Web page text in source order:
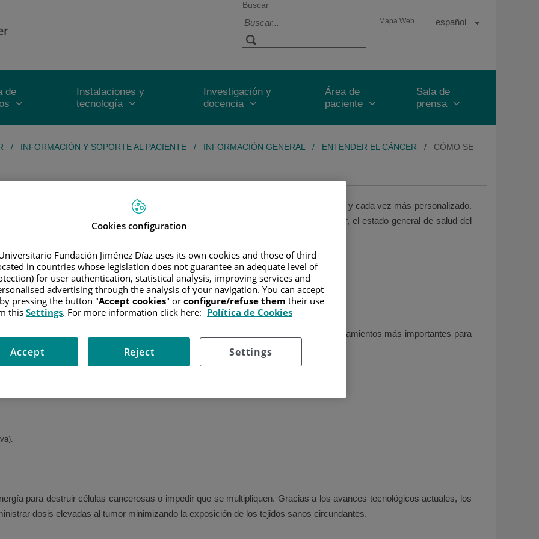
Buscar
Mapa Web
SelectorIdioma
Español
de
Instalaciones y
tecnología
Investigación y
docencia
Área de
paciente
Sala de
prensa
/ INFORMACIÓN Y SOPORTE AL PACIENTE / INFORMACIÓN GENERAL/ ENTENDER EL CÁNCER / CÓMO SE
en las últimas décadas y, actualmente, se basa en un enfoque multidisciplinar y cada vez más personalizado.
entre ellos el tipo de cáncer, su estadio, las características moleculares del tumor, el estado general de salud del
de varios tratamientos para obtener los mejores resultados.
del cuerpo donde se encuentra el tumor.
casos, de los tejidos o ganglios linfáticos cercanos. Sigue siendo uno de los tratamientos más importantes para
se encuentra localizado y puede extirparse completamente.
para destruir células cancerosas o impedir que se multipliquen. Gracias a los avances tecnológicos actuales, los
dosis elevadas al tumor minimizando la exposición de los tejidos sanos circundantes.
Cookies configuration
Fundación Jiménez Díaz uses its own cookies and those of third
in countries whose legislation does not guarantee an adequate level of
for user authentication, statistical analysis, improving services and
advertising through the analysis of your navigation. You can accept
pressing the button "Accept cookies" or configure/refuse them their use
thisSettings. For more information click here: Política de Cookies
Settings
Reject
Accept